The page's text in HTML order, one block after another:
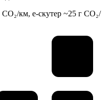
км, е-скутер ~25 г CO₂/